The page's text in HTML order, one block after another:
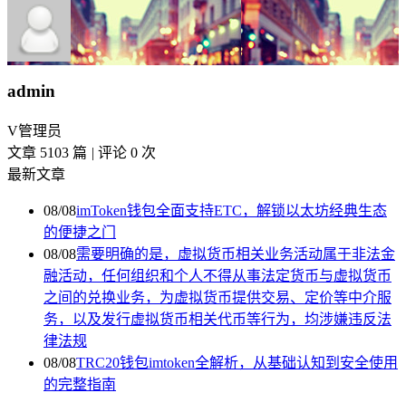
admin
V管理员
文章 5103 篇 | 评论 0 次
最新文章
08/08imToken钱包全面支持ETC，解锁以太坊经典生态
的便捷之门
08/08需要明确的是，虚拟货币相关业务活动属于非法金
融活动，任何组织和个人不得从事法定货币与虚拟货币
之间的兑换业务，为虚拟货币提供交易、定价等中介服
务，以及发行虚拟货币相关代币等行为，均涉嫌违反法
律法规
08/08TRC20钱包imtoken全解析，从基础认知到安全使用
的完整指南